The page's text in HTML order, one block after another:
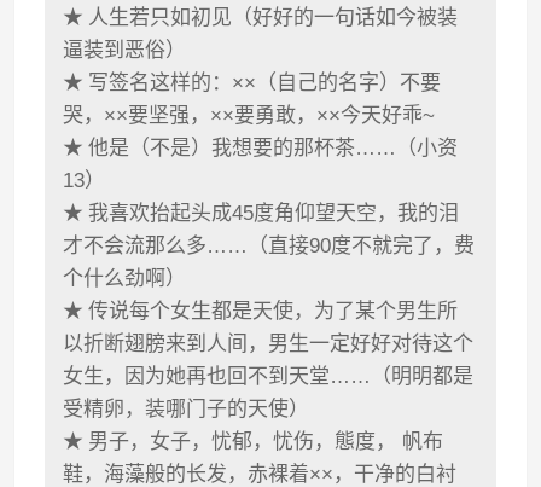
★ 人生若只如初见（好好的一句话如今被装
逼装到恶俗）
★ 写签名这样的：××（自己的名字）不要
哭，××要坚强，××要勇敢，××今天好乖~
★他是（不是）我想要的那杯茶……（小资
13）
★我喜欢抬起头成45度角仰望天空，我的泪
才不会流那么多……（直接90度不就完了，费
个什么劲啊）
★传说每个女生都是天使，为了某个男生所
以折断翅膀来到人间，男生一定好好对待这个
女生，因为她再也回不到天堂……（明明都是
受精卵，装哪门子的天使）
★ 男子，女子，忧郁，忧伤，態度， 帆布
鞋，海藻般的长发，赤裸着××，干净的白衬